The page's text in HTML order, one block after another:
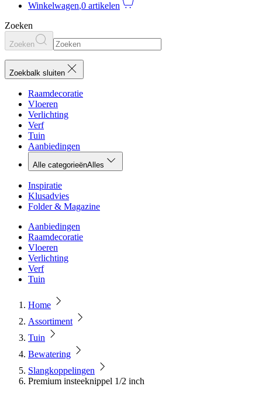
Winkelwagen,0 artikelen
Zoeken
Zoeken
Zoekbalk sluiten
Raamdecoratie
Vloeren
Verlichting
Verf
Tuin
Aanbiedingen
Alle categorieënAlles
Inspiratie
Klusadvies
Folder & Magazine
Aanbiedingen
Raamdecoratie
Vloeren
Verlichting
Verf
Tuin
Home
Assortiment
Tuin
Bewatering
Slangkoppelingen
Premium insteeknippel 1/2 inch